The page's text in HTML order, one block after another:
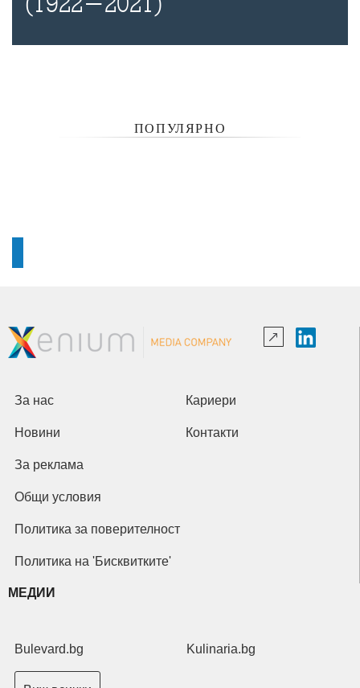
ПОПУЛЯРНО
За нас Кариери
Новини Контакти
За реклама
Общи условия
Политика за поверителност
Политика на 'Бисквитките'
МЕДИИ
Bulevard.bg Kulinaria.bg